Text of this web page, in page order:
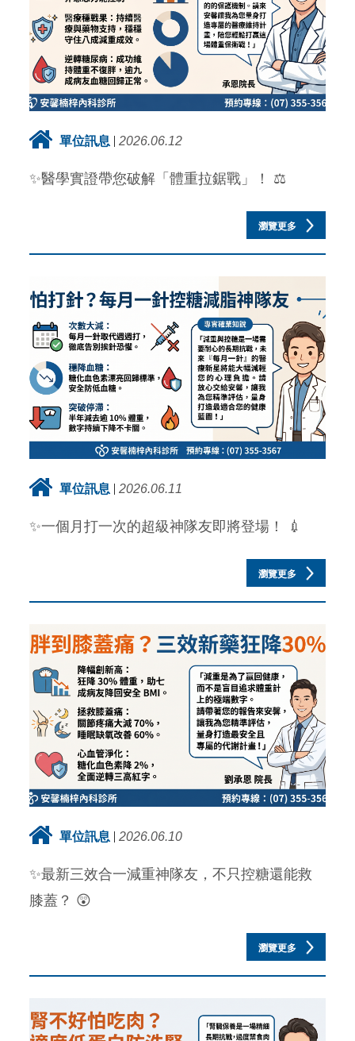
單位訊息 2026.06.12
✨醫學實證帶您破解「體重拉鋸戰」！ ⚖️
瀏覽更多
單位訊息 2026.06.11
✨一個月打一次的超級神隊友即將登場！ 💉
瀏覽更多
單位訊息 2026.06.10
✨最新三效合一減重神隊友，不只控糖還能救
膝蓋？ 😲
瀏覽更多